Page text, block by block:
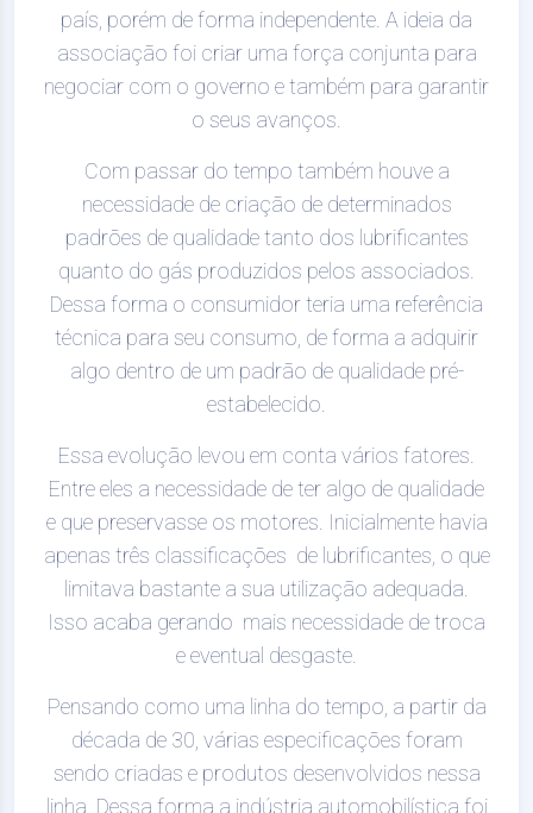
país, porém de forma independente. A ideia da
associação foi criar uma força conjunta para
negociar com o governo e também para garantir
o seus avanços.
Com passar do tempo também houve a
necessidade de criação de determinados
padrões de qualidade tanto dos lubrificantes
quanto do gás produzidos pelos associados.
Dessa forma o consumidor teria uma referência
técnica para seu consumo, de forma a adquirir
algo dentro de um padrão de qualidade pré-
estabelecido.
Essa evolução levou em conta vários fatores.
Entre eles a necessidade de ter algo de qualidade
e que preservasse os motores. Inicialmente havia
apenas três classificações de lubrificantes, o que
limitava bastante a sua utilização adequada.
Isso acaba gerando mais necessidade de troca
e eventual desgaste.
Pensando como uma linha do tempo, a partir da
década de 30, várias especificações foram
sendo criadas e produtos desenvolvidos nessa
linha. Dessa forma a indústria automobilística foi